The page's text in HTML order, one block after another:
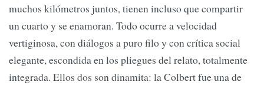
muchos kilómetros juntos, tienen incluso que compartir
un cuarto y se enamoran. Todo ocurre a velocidad
vertiginosa, con diálogos a puro filo y con crítica social
elegante, escondida en los pliegues del relato, totalmente
integrada. Ellos dos son dinamita: la Colbert fue una de